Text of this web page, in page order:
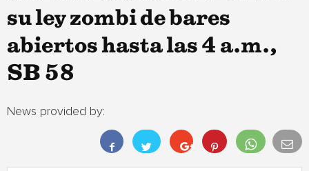
su ley zombi de bares
abiertos hasta las 4 a.m.,
SB 58
News provided by: